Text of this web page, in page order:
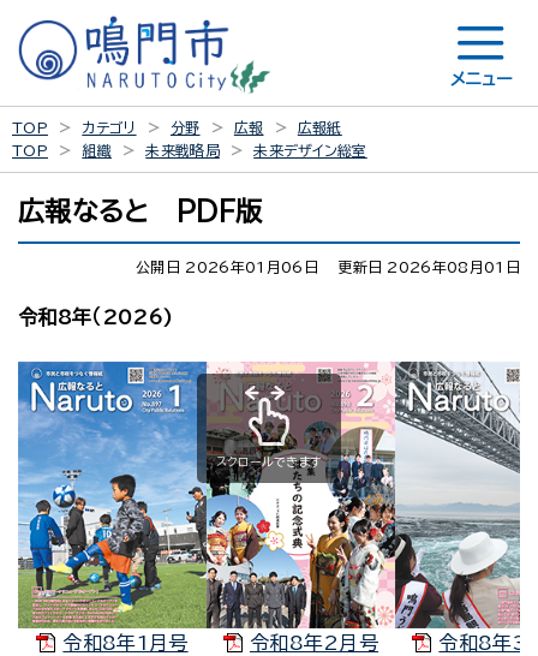
メニュー
TOP カテゴリ 分野 広報
広報紙
TOP
組織 未来戦略局 未来デザイン総室
広報なると PDF版
公開日 2026年01月06日 更新日 2026年08月01日
令和8年（2026)
令和8年1月号
令和8年2月号
令和8年3
スクロールできます